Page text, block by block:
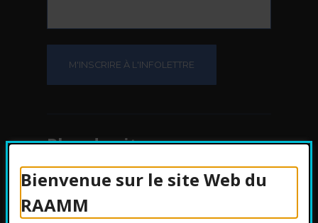
Bienvenue sur le site Web du
RAAMM
Plan du site
Protection des
renseignements